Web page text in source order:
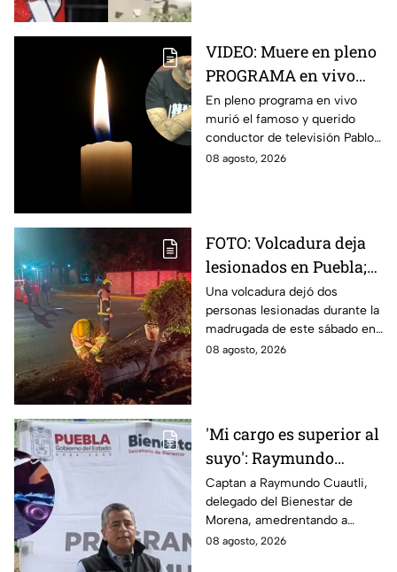
VIDEO: Muere en pleno
PROGRAMA en vivo
famoso conductor de
televisión a los 49 años
En pleno programa en vivo
murió el famoso y querido
conductor de televisión Pablo
Balario, a los 49 años de edad.
08 agosto, 2026
FOTO: Volcadura deja
lesionados en Puebla;
así quedó el vehículo
destrozado
Una volcadura dejó dos
personas lesionadas durante la
madrugada de este sábado en
la ciudad de Puebla, luego de
08 agosto, 2026
'Mi cargo es superior al
suyo': Raymundo
Cuautli, funcionario de
Morena, amedrenta a
policías tras chocarlos
por conducir
Captan a Raymundo Cuautli,
delegado del Bienestar de
Morena, amedrentando a
policías de San Andrés Cholula
08 agosto, 2026